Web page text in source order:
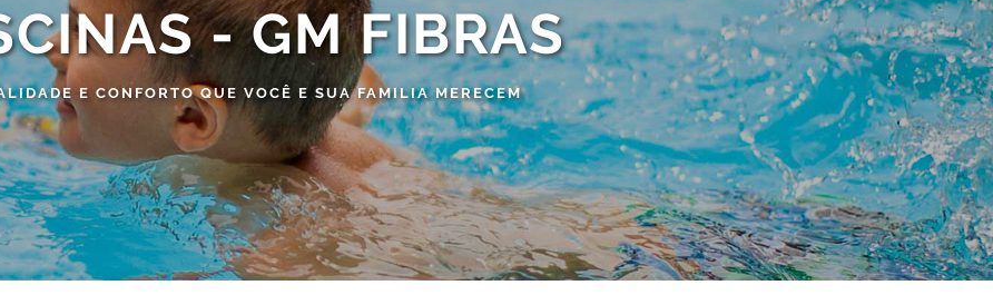
- GM FIBRAS
E CONFORTO QUE VOCÊ E SUA FAMILIA MERECEM